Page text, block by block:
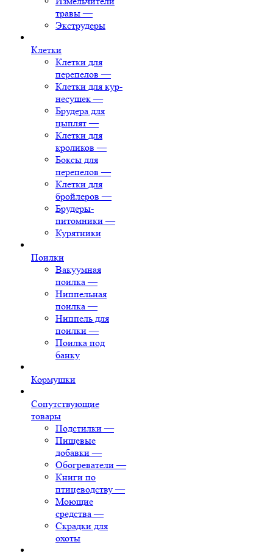
травы —
Экструдеры
Клетки
Клетки для
перепелов —
Клетки для кур-
несушек —
Брудера для
цыплят —
Клетки для
кроликов —
Боксы для
перепелов —
Клетки для
бройлеров —
Брудеры-
питомники —
Курятники
Поилки
Вакуумная
поилка —
Ниппельная
поилка —
Ниппель для
поилки —
Поилка под
банку
Кормушки
Сопутствующие
товары
Подстилки —
Пищевые
добавки —
Обогреватели —
Книги по
птицеводству —
Моющие
средства —
Скрадки для
охоты